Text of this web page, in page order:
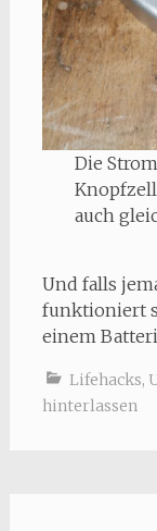
Die
auch
Und falls
funktioniert
einem
Lifehacks,
hinterlassen